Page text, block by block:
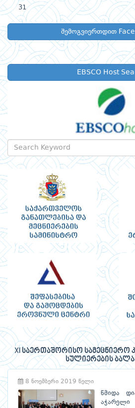
31
შემოგვიერთდით
EBSCO Host
XI საერთაშორისო სამეცნიერო
სულიერების
8 ნოემბერი 2019 წელი
წმიდა
აჭარელი